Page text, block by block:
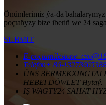
Önümlerimiz ýa-da
poçtaňyzy bize iberiň we 24
SUBMIT
E-poçta
Telefon+ 86-13273665388
ÜNS BERMEKXINGTAI
HEBEI DÖWLET Hytaý.
IŞ WAGTY24 SAHAT